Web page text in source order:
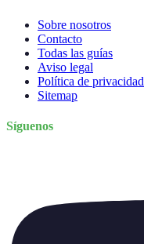
Sobre nosotros
Contacto
Todas las guías
Aviso legal
Política de privacidad
Sitemap
Síguenos